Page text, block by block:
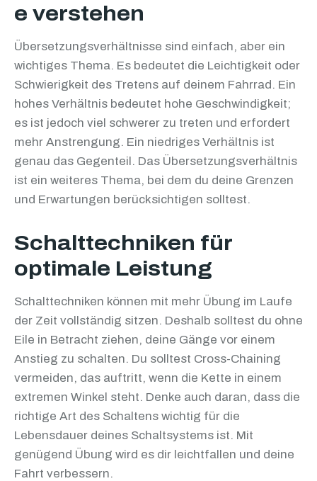
e verstehen
Übersetzungsverhältnisse sind einfach, aber ein
wichtiges Thema. Es bedeutet die Leichtigkeit oder
Schwierigkeit des Tretens auf deinem Fahrrad. Ein
hohes Verhältnis bedeutet hohe Geschwindigkeit;
es ist jedoch viel schwerer zu treten und erfordert
mehr Anstrengung. Ein niedriges Verhältnis ist
genau das Gegenteil. Das Übersetzungsverhältnis
ist ein weiteres Thema, bei dem du deine Grenzen
und Erwartungen berücksichtigen solltest.
Schalttechniken für
optimale Leistung
Schalttechniken können mit mehr Übung im Laufe
der Zeit vollständig sitzen. Deshalb solltest du ohne
Eile in Betracht ziehen, deine Gänge vor einem
Anstieg zu schalten. Du solltest Cross-Chaining
vermeiden, das auftritt, wenn die Kette in einem
extremen Winkel steht. Denke auch daran, dass die
richtige Art des Schaltens wichtig für die
Lebensdauer deines Schaltsystems ist. Mit
genügend Übung wird es dir leichtfallen und deine
Fahrt verbessern.